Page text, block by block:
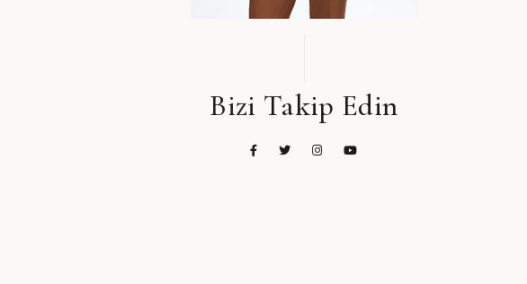
Bizi Takip Edin